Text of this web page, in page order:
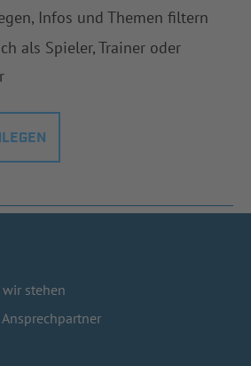
Infos und Themen filtern
als Spieler, Trainer oder
stehen